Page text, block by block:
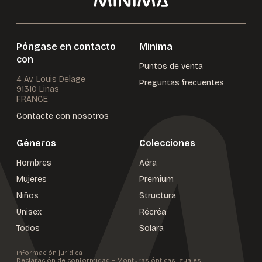
Póngase en contacto
con
4 Av. Louis Delage
91310 Linas
FRANCE
Contacte con nosotros
Minima
Puntos de venta
Preguntas frecuentes
Géneros
Hombres
Mujeres
Niños
Unisex
Todos
Colecciones
Aéra
Premium
Structura
Récréa
Solara
Información jurídica